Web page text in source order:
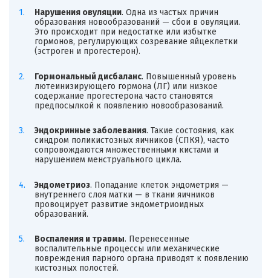
Нарушения овуляции. Одна из частых причин
образования новообразований — сбои в овуляции.
Это происходит при недостатке или избытке
гормонов, регулирующих созревание яйцеклетки
(эстроген и прогестерон).
Гормональный дисбаланс. Повышенный уровень
лютеинизирующего гормона (ЛГ) или низкое
содержание прогестерона часто становятся
предпосылкой к появлению новообразований.
Эндокринные заболевания. Такие состояния, как
синдром поликистозных яичников (СПКЯ), часто
сопровождаются множественными кистами и
нарушением менструального цикла.
Эндометриоз. Попадание клеток эндометрия —
внутреннего слоя матки — в ткани яичников
провоцирует развитие эндометриоидных
образований.
Воспаления и травмы. Перенесенные
воспалительные процессы или механические
повреждения парного органа приводят к появлению
кистозных полостей.